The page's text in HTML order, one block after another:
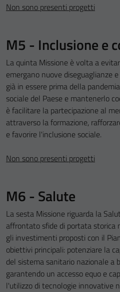
Non sono presenti progetti
M5 - Inclusione e
La quinta Missione è volta a
emergano nuove diseguaglianze
già in essere prima della
sociale del Paese e mantenerlo
è facilitare la partecipazione al
attraverso la formazione,
e favorire l'inclusione sociale.
Non sono presenti progetti
M6 - Salute
La sesta Missione riguarda la
affrontato sfide di portata storica
gli investimenti proposti con il
obiettivi principali: potenziare la
del sistema sanitario nazionale a
garantendo un accesso equo e
l'utilizzo di tecnologie innovative